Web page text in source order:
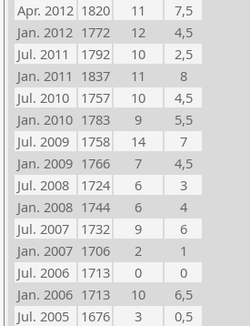
Apr. 2012 1820 11
7,5
Jan. 2012 1772 12
4,5
Jul. 2011
1792 10
2,5
Jan. 2011 1837 11
8
Jul. 2010
1757 10
4,5
Jan. 2010 1783 9
5,5
Jul. 2009
1758 14
7
Jan. 2009 1766 7
4,5
Jul. 2008
1724 6
3
Jan. 2008 1744 6
4
Jul. 2007
1732 9
6
Jan. 2007 1706 2
1
Jul. 2006
1713 0
0
Jan. 2006 1713 10
6,5
Jul. 2005
1676 3
0,5